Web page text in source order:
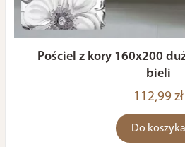
Pościel z kory 160x200
bieli
112,99 zł
Do koszyka